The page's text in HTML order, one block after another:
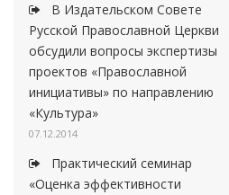
В Издательском Совете
Русской Православной Церкви
обсудили вопросы экспертизы
проектов «Православной
инициативы» по направлению
«Культура»
07.12.2014
Практический семинар
«Оценка эффективности